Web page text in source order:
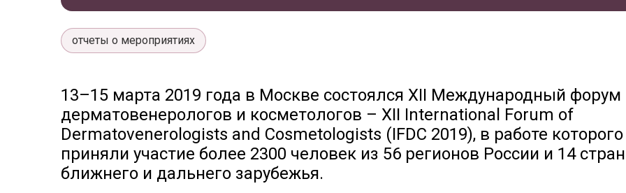
отчеты о мероприятиях
13–15 марта 2019 года в Москве состоялся XII Международный форум
дерматовенерологов и косметологов – XII International Forum of
Dermatovenerologists and Cosmetologists (IFDC 2019), в работе которого
приняли участие более 2300 человек из 56 регионов России и 14 стран
ближнего и дальнего зарубежья.